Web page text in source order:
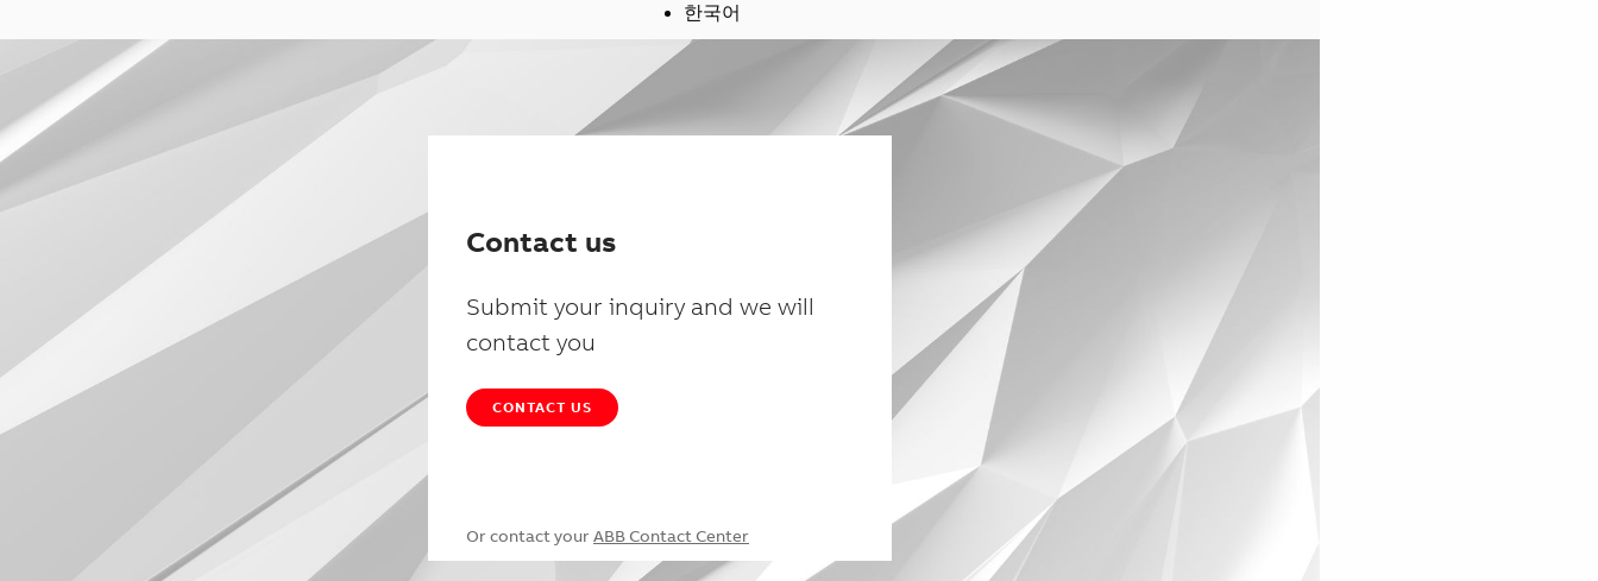
한국어
Contact us
Submit your inquiry and we will
contact you
CONTACT US
Or contact your ABB Contact Center